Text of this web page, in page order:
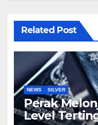
Related Post
NEWS SILVER
Perak
Level